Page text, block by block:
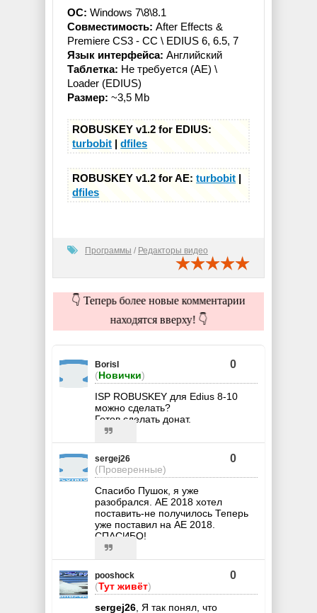
ОС: Windows 7\8\8.1
Совместимость: After Effects &
Premiere CS3 - CC \ EDIUS 6, 6.5, 7
Язык интерфейса: Английский
Таблетка: Не требуется (AE) \
Loader (EDIUS)
Размер: ~3,5 Mb
ROBUSKEY v1.2 for EDIUS:
turbobit |dfiles
ROBUSKEY v1.2 for AE:turbobit |
dfiles
Программы / Редакторы видео
👇 Теперь более новые комментарии
находятся вверху! 👇
BorisI
(Новички)
0
ISP ROBUSKEY для Edius 8-10
можно сделать?
Готов сделать донат.
sergej26
(Проверенные)
0
Спасибо Пушок, я уже
разобрался. AE 2018 хотел
поставить-не получилось Теперь
уже поставил на АЕ 2018.
СПАСИБО!
pooshock
(Тут живёт)
0
sergej26, Я так понял, что